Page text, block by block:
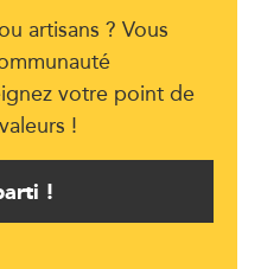
artisans ? Vous
votre point de
!
!